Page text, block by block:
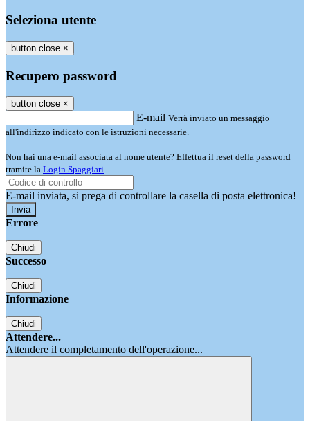
Seleziona utente
button close ×
Recupero password
button close ×
E-mail Verrà inviato un messaggio
all'indirizzo indicato con le istruzioni necessarie.
Non hai una e-mail associata al nome utente? Effettua il reset della password
tramite la Login Spaggiari
E-mail inviata, si prega di controllare la casella di posta elettronica!
Errore
Chiudi
Successo
Chiudi
Informazione
Chiudi
Attendere...
Attendere il completamento dell'operazione...